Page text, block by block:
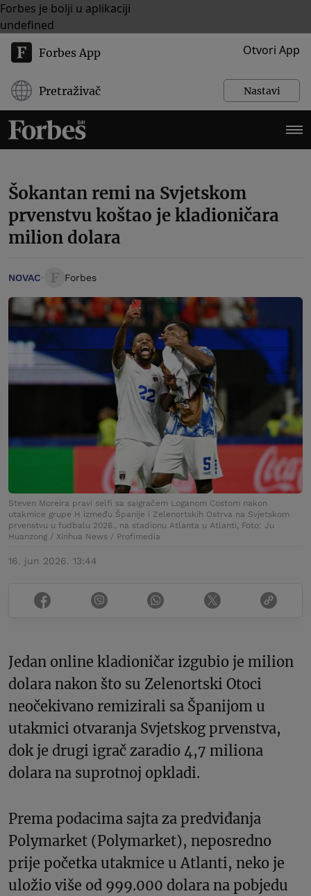
Forbes je bolji u aplikaciji
undefined
Forbes App Otvori App
Pretraživač Nastavi
Šokantan remi na Svjetskom
prvenstvu koštao je kladioničara
milion dolara
NOVAC Forbes
Steven Moreira pravi selfi sa saigračem Loganom Costom nakon
utakmice grupe H između Španije i Zelenortskih Ostrva na Svjetskom
prvenstvu u fudbalu 2026., na stadionu Atlanta u Atlanti, Foto: Ju
Huanzong / Xinhua News / Profimedia
16. jun 2026. 13:44
Jedan online kladioničar izgubio je milion
dolara nakon što su Zelenortski Otoci
neočekivano remizirali sa Španijom u
utakmici otvaranja Svjetskog prvenstva,
dok je drugi igrač zaradio 4,7 miliona
dolara na suprotnoj opkladi.
Prema podacima sajta za predviđanja
Polymarket (Polymarket), neposredno
prije početka utakmice u Atlanti, neko je
uložio više od 999.000 dolara na pobjedu